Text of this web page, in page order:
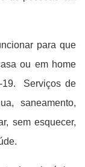
para que
ou em home
19. Serviços de
saneamento,
sem esquecer,